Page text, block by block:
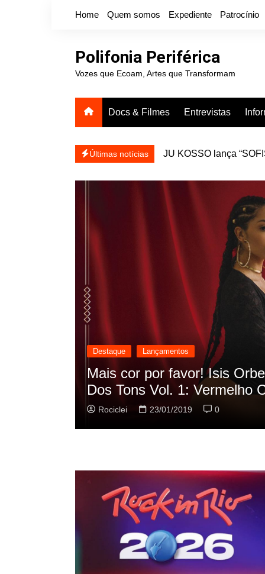
Home Quem somos Expediente Patrocínio
Polifonia Periférica
Vozes que Ecoam, Artes que Transformam
Docs & Filmes Entrevistas
Últimas notícias
JU KOSSO lança
Projota relança a
Destaque Lançamentos
Rashid vai buscar nos HQs
sua nova música
Rociclei 22/01/2019 0